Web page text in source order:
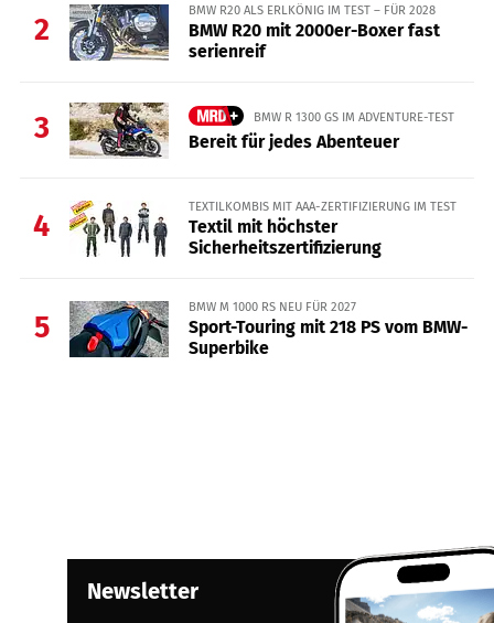
2
BMW R20 ALS ERLKÖNIG IM TEST – FÜR 2028
BMW R20 mit 2000er-Boxer fast
serienreif
3 BMW R 1300 GS IM ADVENTURE-TEST
Bereit für jedes Abenteuer
4
TEXTILKOMBIS MIT AAA-ZERTIFIZIERUNG IM TEST
Textil mit höchster
Sicherheitszertifizierung
5
BMW M 1000 RS NEU FÜR 2027
Sport-Touring mit 218 PS vom BMW-
Superbike
Newsletter